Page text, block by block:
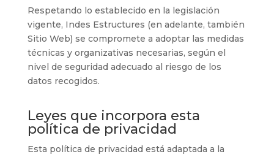
Respetando lo establecido en la legislación
vigente, Indes Estructures (en adelante, también
Sitio Web) se compromete a adoptar las medidas
técnicas y organizativas necesarias, según el
nivel de seguridad adecuado al riesgo de los
datos recogidos.
Leyes que incorpora esta
política de privacidad
Esta política de privacidad está adaptada a la